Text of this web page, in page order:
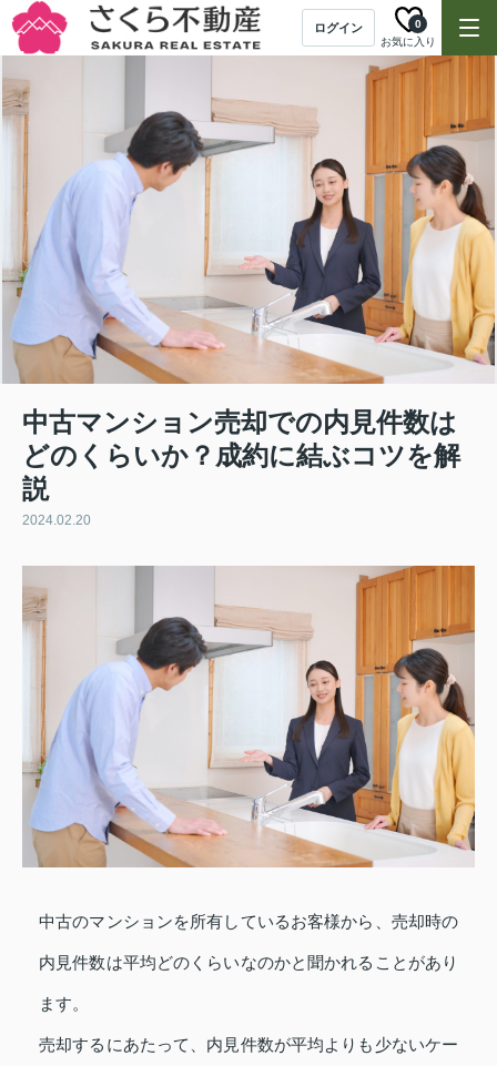
ログイン
お気に入り
0
中古マンション売却での内見件数は
どのくらいか？成約に結ぶコツを解
説
2024.02.20
中古のマンションを所有しているお客様から、売却時の
内見件数は平均どのくらいなのかと聞かれることがあり
ます。
売却するにあたって、内見件数が平均よりも少ないケー